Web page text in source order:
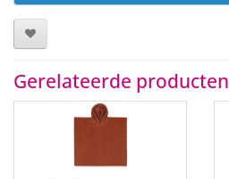
Gerelateerde producten